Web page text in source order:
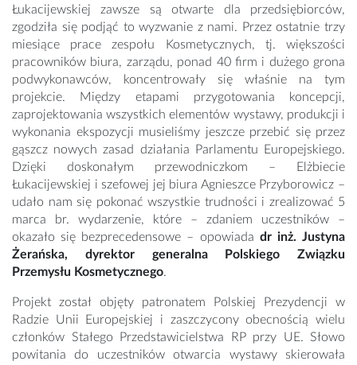
Łukacijewskiej zawsze są otwarte dla przedsiębiorców,
zgodziła się podjąć to wyzwanie z nami. Przez ostatnie trzy
miesiące prace zespołu Kosmetycznych, tj. większości
pracowników biura, zarządu, ponad 40 firm i dużego grona
podwykonawców, koncentrowały się właśnie na tym
projekcie. Między etapami przygotowania koncepcji,
zaprojektowania wszystkich elementów wystawy, produkcji i
wykonania ekspozycji musieliśmy jeszcze przebić się przez
gąszcz nowych zasad działania Parlamentu Europejskiego.
Dzięki doskonałym przewodniczkom – Elżbiecie
Łukacijewskiej i szefowej jej biura Agnieszce Przyborowicz –
udało nam się pokonać wszystkie trudności i zrealizować 5
marca br. wydarzenie, które – zdaniem uczestników –
okazało się bezprecedensowe – opowiada dr inż. Justyna
Żerańska, dyrektor generalna Polskiego Związku
Przemysłu Kosmetycznego.
Projekt został objęty patronatem Polskiej Prezydencji w
Radzie Unii Europejskiej i zaszczycony obecnością wielu
członków Stałego Przedstawicielstwa RP przy UE. Słowo
powitania do uczestników otwarcia wystawy skierowała